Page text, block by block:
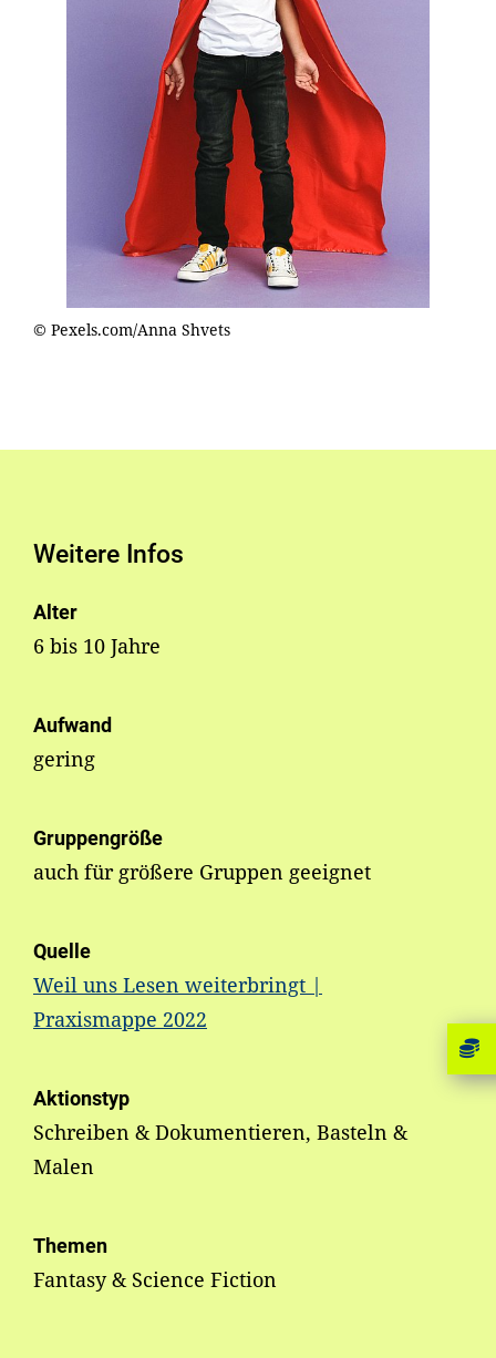
© Pexels.com/Anna Shvets
Weitere Infos
Alter
6 bis 10 Jahre
Aufwand
gering
Gruppengröße
auch für größere Gruppen geeignet
Quelle
Weil uns Lesen weiterbringt |
Praxismappe 2022
Aktionstyp
Schreiben & Dokumentieren, Basteln &
Malen
Themen
Fantasy & Science Fiction